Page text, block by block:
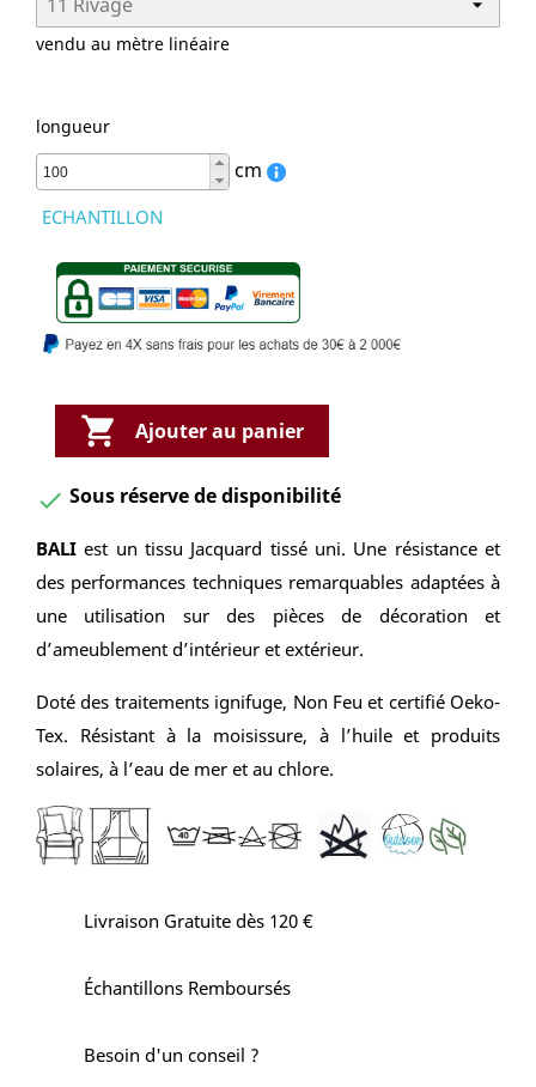
vendu au mètre linéaire
longueur
cm
ECHANTILLON
 Ajouter au panier
 Sous réserve de disponibilité
BALI est un tissu Jacquard tissé uni. Une résistance et
des performances techniques remarquables adaptées à
une utilisation sur des pièces de décoration et
d’ameublement d’intérieur et extérieur.
Doté des traitements ignifuge, Non Feu et certifié Oeko-
Tex. Résistant à la moisissure, à l’huile et produits
solaires, à l’eau de mer et au chlore.
Livraison Gratuite dès 120 €
Échantillons Remboursés
Besoin d'un conseil ?